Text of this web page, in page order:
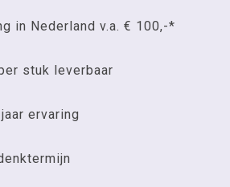
in Nederland v.a. € 100,-*
stuk leverbaar
ervaring